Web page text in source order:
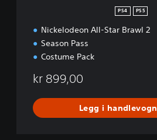
PS4 PS5
Nickelodeon All-Star Brawl 2
Season Pass
Costume Pack
kr 899,00
Legg i handlevogn